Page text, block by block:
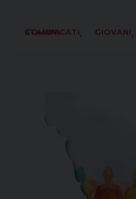
COMUNICATI STAMPA
, GIOVANI,